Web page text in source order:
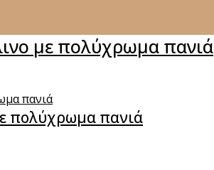
με πολύχρωμα πανιά
πολύχρωμα πανιά